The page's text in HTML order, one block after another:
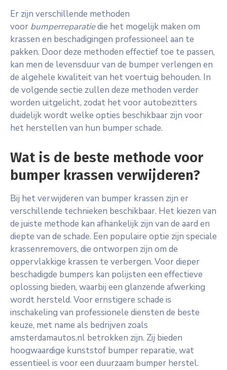
Er zijn verschillende methoden
voor bumperreparatiedie het mogelijk maken om
krassen en beschadigingen professioneel aan te
pakken. Door deze methoden effectief toe te passen,
kan men de levensduur van de bumper verlengen en
de algehele kwaliteit van het voertuig behouden. In
de volgende sectie zullen deze methoden verder
worden uitgelicht, zodat het voor autobezitters
duidelijk wordt welke opties beschikbaar zijn voor
het herstellen van hun bumper schade.
Wat is de beste methode voor
bumper krassen verwijderen?
Bij het verwijderen van bumper krassen zijn er
verschillende technieken beschikbaar. Het kiezen van
de juiste methode kan afhankelijk zijn van de aard en
diepte van de schade. Een populaire optie zijn speciale
krassenremovers, die ontworpen zijn om de
oppervlakkige krassen te verbergen. Voor dieper
beschadigde bumpers kan polijsten een effectieve
oplossing bieden, waarbij een glanzende afwerking
wordt hersteld. Voor ernstigere schade is
inschakeling van professionele diensten de beste
keuze, met name als bedrijven zoals
amsterdamautos.nl betrokken zijn. Zij bieden
hoogwaardige kunststof bumper reparatie, wat
essentieel is voor een duurzaam bumper herstel.